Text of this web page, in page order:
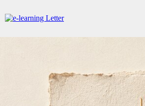
CONTRIBUTEURS
ANNUAIRE PREMIUM
EMPLOIS